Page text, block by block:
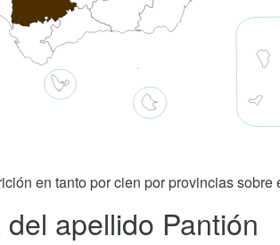
en tanto por cien por provincias
apellido Pantión